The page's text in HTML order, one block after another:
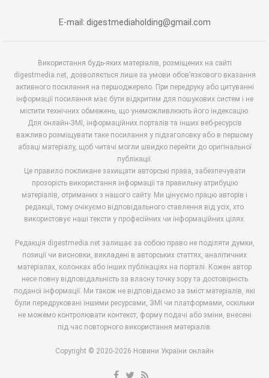
E-mail: digestmediaholding@gmail.com
Використання будь-яких матеріалів, розміщених на сайті
digestmedia.net, дозволяється лише за умови обов’язкового вказання
активного посилання на першоджерело. При передруку або цитуванні
інформації посилання має бути відкритим для пошукових систем і не
містити технічних обмежень, що унеможливлюють його індексацію.
Для онлайн-ЗМІ, інформаційних порталів та інших веб-ресурсів
важливо розміщувати таке посилання у підзаголовку або в першому
абзаці матеріалу, щоб читачі могли швидко перейти до оригінальної
публікації.
Це правило покликане захищати авторські права, забезпечувати
прозорість використання інформації та правильну атрибуцію
матеріалів, отриманих з нашого сайту. Ми цінуємо працю авторів і
редакції, тому очікуємо відповідального ставлення від усіх, хто
використовує наші тексти у професійних чи інформаційних цілях.
Редакція digestmedia.net залишає за собою право не поділяти думки,
позиції чи висновки, викладені в авторських статтях, аналітичних
матеріалах, колонках або інших публікаціях на порталі. Кожен автор
несе повну відповідальність за власну точку зору та достовірність
поданої інформації. Ми також не відповідаємо за зміст матеріалів, які
були передруковані іншими ресурсами, ЗМІ чи платформами, оскільки
не можемо контролювати контекст, форму подачі або зміни, внесені
під час повторного використання матеріалів.
Copyright © 2020-2026 Новини України онлайн